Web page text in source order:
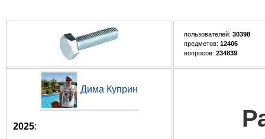
пользователей: 30398
предметов: 12406
вопросов: 234839
Дима Куприн
2025: